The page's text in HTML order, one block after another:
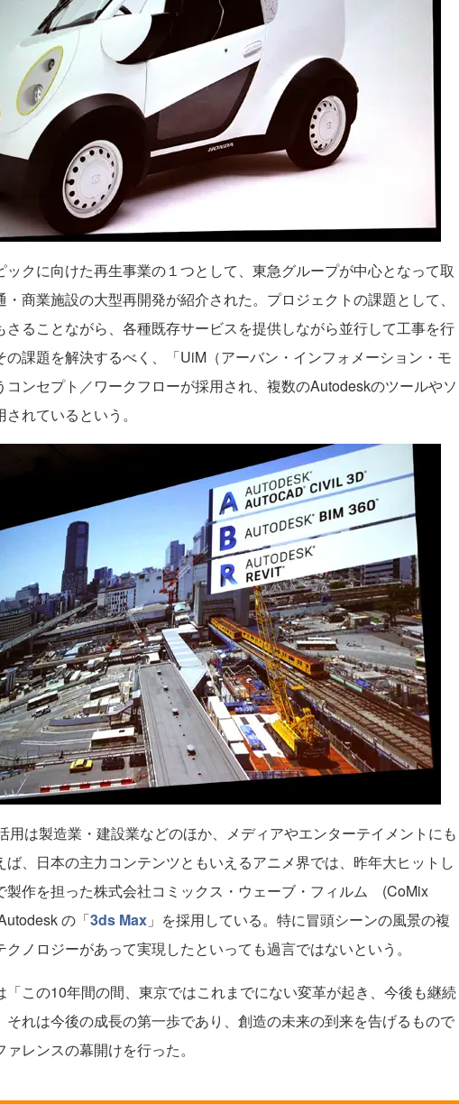
クに向けた再生事業の１つとして、東急グループが中心となって取
・商業施設の大型再開発が紹介された。プロジェクトの課題として、
さることながら、各種既存サービスを提供しながら並行して工事を行
の課題を解決するべく、「UiM（アーバン・インフォメーション・モ
コンセプト／ワークフローが採用され、複数のAutodeskのツールやソ
れているという。
は製造業・建設業などのほか、メディアやエンターテイメントにも
ば、日本の主力コンテンツともいえるアニメ界では、昨年大ヒットし
製作を担った株式会社コミックス・ウェーブ・フィルム (CoMix
の「3ds Max 」を採用している。特に冒頭シーンの風景の複
ノロジーがあって実現したといっても過言ではないという。
この10年間の間、東京ではこれまでにない変革が起き、今後も継続
それは今後の成長の第一歩であり、創造の未来の到来を告げるもので
レンスの幕開けを行った。